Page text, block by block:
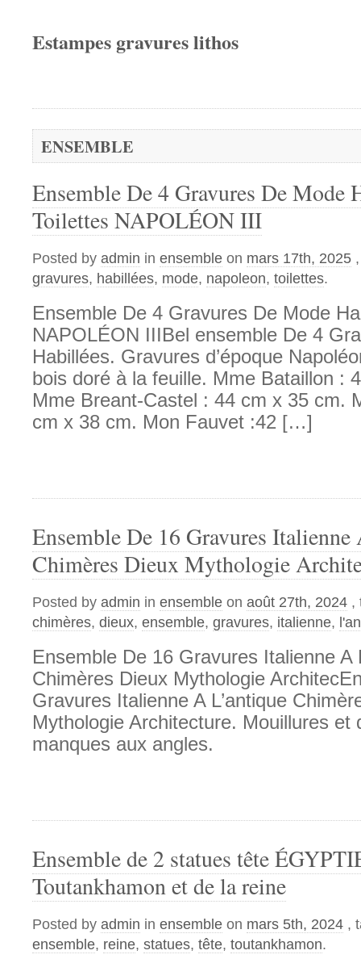
Estampes gravures lithos
ENSEMBLE
Ensemble De 4 Gravures De Mode
Toilettes NAPOLÉON III
Posted by admin in ensemble on mars 17th, 2025
gravures, habillées, mode, napoleon, toilettes.
Ensemble De 4 Gravures De Mode
NAPOLÉON IIIBel ensemble De 4
Habillées. Gravures d’époque
bois doré à la feuille. Mme Bataillon :
Mme Breant-Castel : 44 cm x 35 cm.
cm x 38 cm. Mon Fauvet :42 […]
Ensemble De 16 Gravures Italienne
Chimères Dieux Mythologie
Posted by admin in ensemble on août 27th, 2024 ,
chimères, dieux, ensemble, gravures, italienne,
Ensemble De 16 Gravures Italienne A
Chimères Dieux Mythologie
Gravures Italienne A L’antique
Mythologie Architecture. Mouillures et
manques aux angles.
Ensemble de 2 statues tête
Toutankhamon et de la reine
Posted by admin in ensemble on mars 5th, 2024 ,
ensemble, reine, statues, tête, toutankhamon.